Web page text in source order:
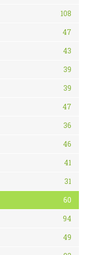
108
47
43
39
39
47
36
46
41
31
60
94
49